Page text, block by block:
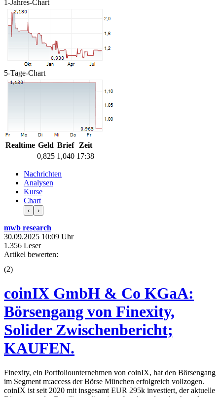
1-Jahres-Chart
5-Tage-Chart
Realtime Geld Brief
Zeit
0,825 1,040 17:38
Nachrichten
Analysen
Kurse
Chart
‹ ›
mwb research
30.09.2025 10:09 Uhr
1.356 Leser
Artikel bewerten:
(2)
coinIX GmbH & Co KGaA:
Börsengang von Finexity,
Solider Zwischenbericht;
KAUFEN.
Finexity, ein Portfoliounternehmen von coinIX, hat den Börsengang
im Segment m:access der Börse München erfolgreich vollzogen.
coinIX ist seit 2020 mit insgesamt EUR 295k investiert, der aktuelle